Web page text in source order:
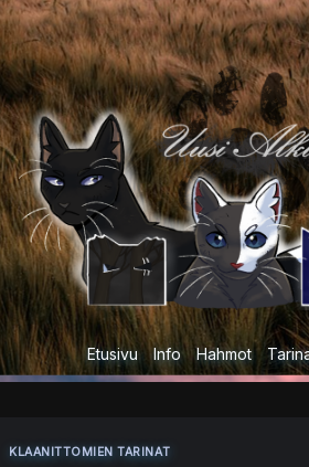
Siirry
sisältöön
Etusivu Info Hahmot
KLAANITTOMIEN TARINAT